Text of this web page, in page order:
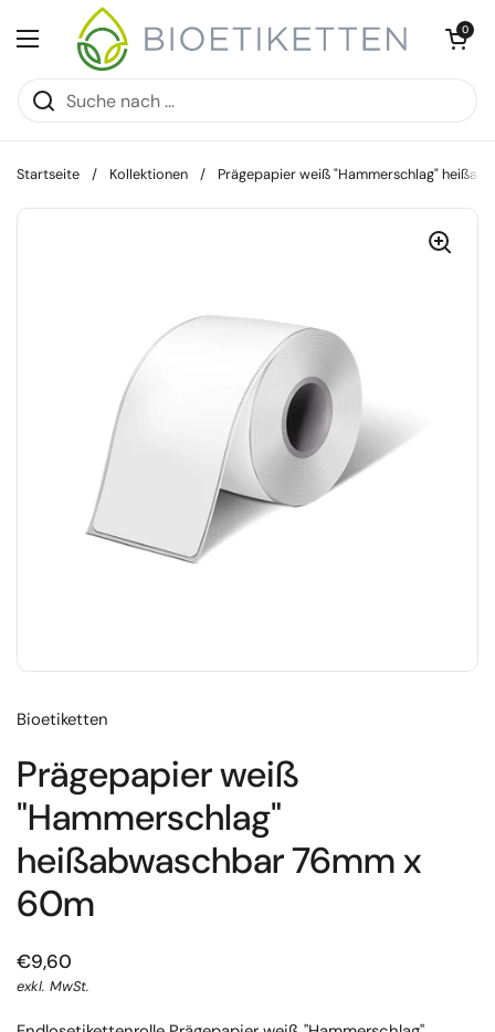
Zum Inhalt springen
Menü öffnen
Warenkorb
0
Startseite / Kollektionen / Prägepapier weiß "Hammerschlag"
Bioetiketten
Prägepapier weiß
"Hammerschlag"
heißabwaschbar 76mm x
60m
€9,60
exkl. MwSt.